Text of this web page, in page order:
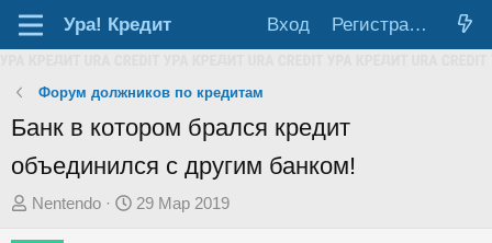
Ура! Кредит Вход Регистрация
Форум должников по кредитам
Банк в котором брался кредит
объединился с другим банком!
А
Nentendo
Д
29 Мар 2019